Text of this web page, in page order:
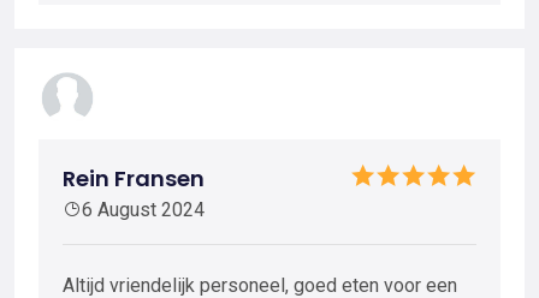
Rein Fransen
6 August 2024
Altijd vriendelijk personeel, goed eten voor een